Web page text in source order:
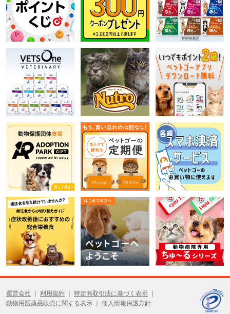
運営会社 利用規約
特定商取引法に基づく表示
動物用医薬品販売に関する表示
個人情報保護方針